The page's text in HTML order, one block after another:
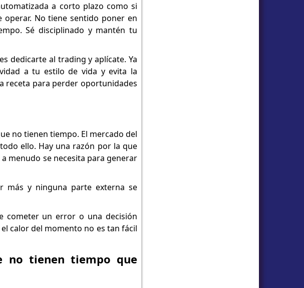
a corto plazo como si
No tiene sentido poner en
Sé disciplinado y mantén tu
dedicarte al trading y aplícate. Ya
a tu estilo de vida y evita la
receta para perder oportunidades
no tienen tiempo. El mercado del
ello. Hay una razón por la que
menudo se necesita para generar
más y ninguna parte externa se
cometer un error o una decisión
calor del momento no es tan fácil
no tienen tiempo que